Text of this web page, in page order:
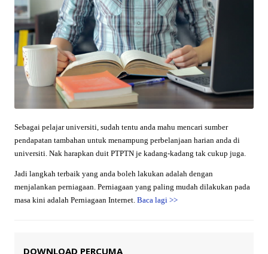
Sebagai pelajar universiti, sudah tentu anda mahu mencari sumber
pendapatan tambahan untuk menampung perbelanjaan harian anda di
universiti. Nak harapkan duit PTPTN je kadang-kadang tak cukup juga.
Jadi langkah terbaik yang anda boleh lakukan adalah dengan
menjalankan perniagaan. Perniagaan yang paling mudah dilakukan pada
masa kini adalah Perniagaan Internet. Baca lagi >>
DOWNLOAD PERCUMA